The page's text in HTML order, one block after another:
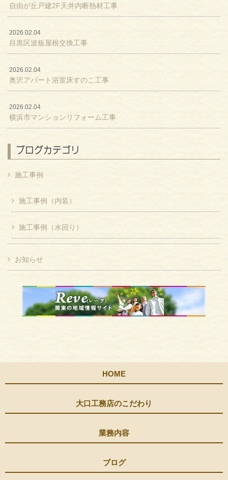
自由が丘戸建2F天井内断熱材工事
2026.02.04
目黒区波板屋根交換工事
2026.02.04
奥沢アパート浴室床すのこ工事
2026.02.04
横浜市マンションリフォーム工事
ブログカテゴリ
施工事例
施工事例（内装）
施工事例（水回り）
お知らせ
HOME
大口工務店のこだわり
業務内容
ブログ